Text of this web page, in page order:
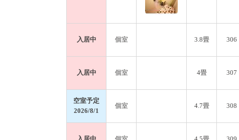
入居中 個室 3.8畳 306
入居中 個室 4畳 307
空室予定
2026/8/1
個室 4.7畳 308
入居中 個室 4.5畳 309